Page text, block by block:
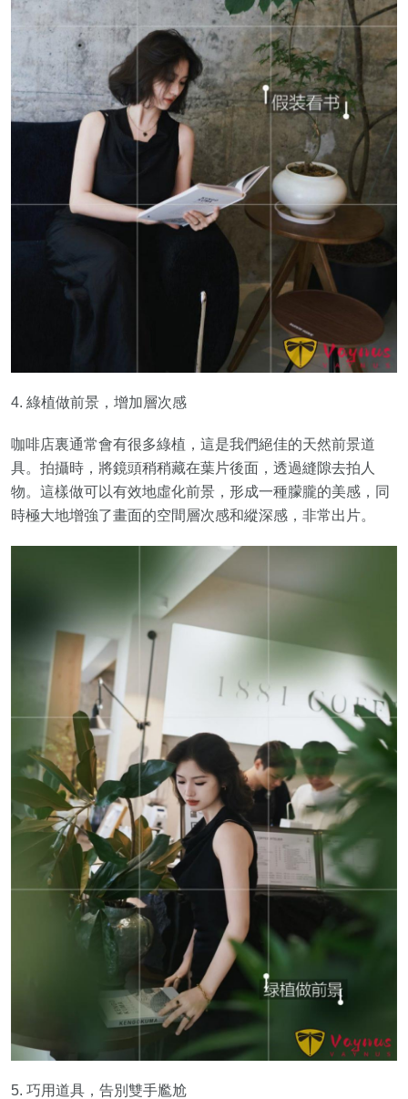
4. 綠植做前景，增加層次感
咖啡店裏通常會有很多綠植，這是我們絕佳的天然前景道
具。拍攝時，將鏡頭稍稍藏在葉片後面，透過縫隙去拍人
物。這樣做可以有效地虛化前景，形成一種朦朧的美感，同
時極大地增強了畫面的空間層次感和縱深感，非常出片。
5. 巧用道具，告別雙手尷尬